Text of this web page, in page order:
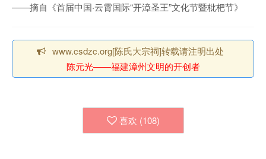
——摘自《首届中国·云霄国际“开漳圣王”文化节暨枇杷节》
www.csdzc.org[陈氏大宗祠]转载请注明出处
陈元光——福建漳州文明的开创者
喜欢 (108)